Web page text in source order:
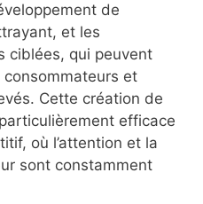
de
et les
ciblées, qui peuvent
et
Cette création de
efficace
où l’attention et la
sont constamment